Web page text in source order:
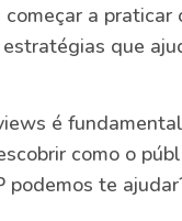
a praticar
que
é
como o
te